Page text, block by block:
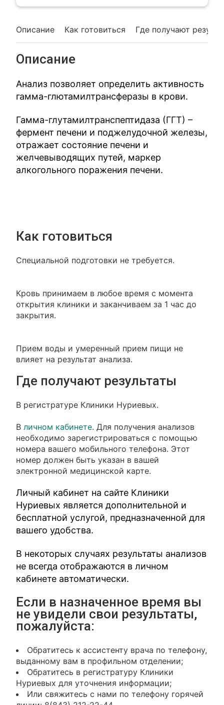
Описание Как готовиться Где получают
Описание
Анализ позволяет определить активность
гамма-глютамилтрансферазы в крови.
Гамма-глутамилтранспептидаза (ГГТ) –
фермент печени и поджелудочной железы,
отражает состояние печени и
желчевыводящих путей, маркер
алкогольного поражения печени.
Как готовиться
Специальной подготовки не требуется.
Кровь принимаем в любое время с момента
открытия клиники и заканчиваем за 1 час до
закрытия.
Прием воды и умеренный прием пищи не
влияет на результат анализа.
Где получают результаты
В регистратуре Клиники Нуриевых.
Вличном кабинете. Для получения анализов
необходимо зарегистрироваться с помощью
номера вашего мобильного телефона. Этот
номер должен быть указан в вашей
электронной медицинской карте.
Личный кабинет на сайте Клиники
Нуриевых является дополнительной и
бесплатной услугой, предназначенной для
вашего удобства.
В некоторых случаях результаты анализов
не всегда отображаются в личном
кабинете автоматически.
Если в назначенное время вы
не увидели свои результаты,
пожалуйста:
Обратитесь к ассистенту врача по телефону,
выданному вам в профильном отделении;
Обратитесь в регистратуру Клиники
Нуриевых для уточнения информации;
Или свяжитесь с нами по телефону горячей